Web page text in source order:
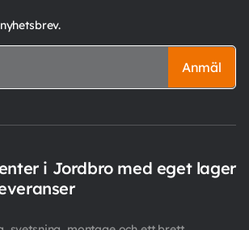
Anmäl
i Jordbro med eget lager